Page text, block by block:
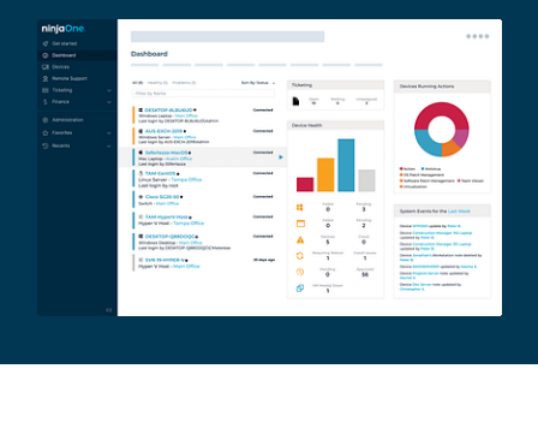
Begin uw trial van 14 dagen
Geen creditcard nodig, volledige toegang tot